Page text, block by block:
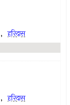
, हरिदास
, हरिदास